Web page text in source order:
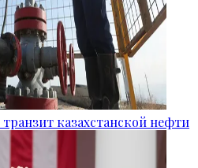
казахстанской нефти